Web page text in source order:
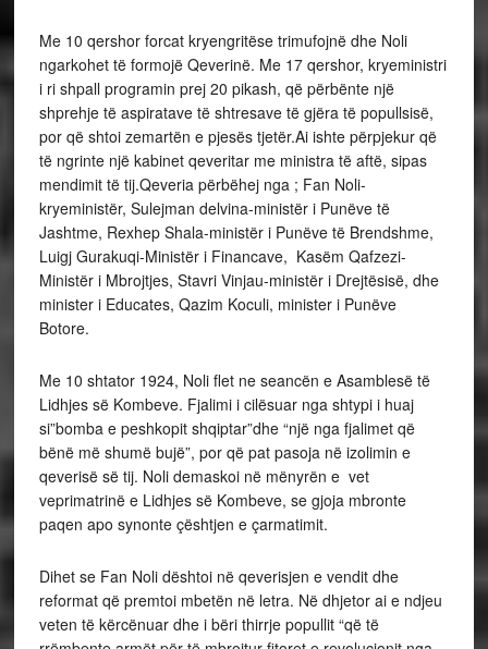
Me 10 qershor forcat kryengritëse trimufojnë dhe Noli
ngarkohet të formojë Qeverinë. Me 17 qershor, kryeministri
i ri shpall programin prej 20 pikash, që përbënte një
shprehje të aspiratave të shtresave të gjëra të popullsisë,
por që shtoi zemartën e pjesës tjetër.Ai ishte përpjekur që
të ngrinte një kabinet qeveritar me ministra të aftë, sipas
mendimit të tij.Qeveria përbëhej nga ; Fan Noli-
kryeministër, Sulejman delvina-ministër i Punëve të
Jashtme, Rexhep Shala-ministër i Punëve të Brendshme,
Luigj Gurakuqi-Ministër i Financave, Kasëm Qafzezi-
Ministër i Mbrojtjes, Stavri Vinjau-ministër i Drejtësisë, dhe
minister i Educates, Qazim Koculi, minister i Punëve
Botore.
Me 10 shtator 1924, Noli flet ne seancën e Asamblesë të
Lidhjes së Kombeve. Fjalimi i cilësuar nga shtypi i huaj
si”bomba e peshkopit shqiptar”dhe “një nga fjalimet që
bënë më shumë bujë”, por që pat pasoja në izolimin e
qeverisë së tij. Noli demaskoi në mënyrën e vet
veprimatrinë e Lidhjes së Kombeve, se gjoja mbronte
paqen apo synonte çështjen e çarmatimit.
Dihet se Fan Noli dështoi në qeverisjen e vendit dhe
reformat që premtoi mbetën në letra. Në dhjetor ai e ndjeu
veten të kërcënuar dhe i bëri thirrje popullit “që të